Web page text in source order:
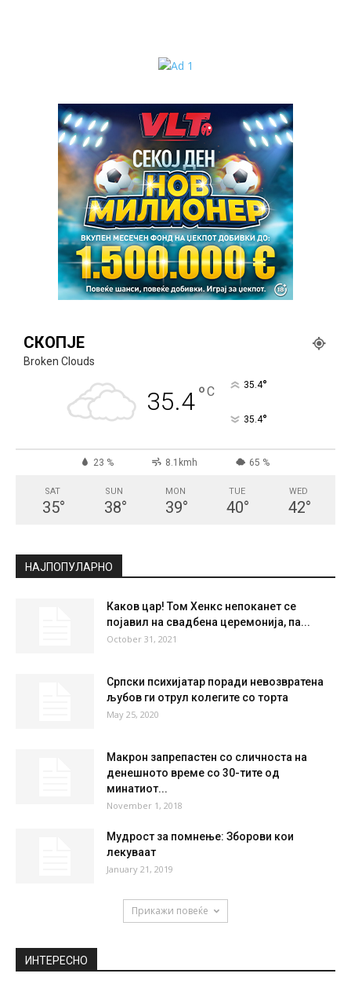
СКОПЈЕ
Broken Clouds
35.4°C 35.4°
35.4°
23 % 8.1kmh 65 %
SAT
35°
SUN
38°
MON
39°
TUE
40°
WED
42°
НАЈПОПУЛАРНО
Каков цар! Том Хенкс непоканет се
појавил на свадбена церемонија, па...
October 31, 2021
Српски психијатар поради невозвратена
љубов ги отрул колегите со торта
May 25, 2020
Макрон запрепастен со сличноста на
денешното време со 30-тите од
минатиот...
November 1, 2018
Мудрост за помнење: Зборови кои
лекуваат
January 21, 2019
Прикажи повеќе
ИНТЕРЕСНО